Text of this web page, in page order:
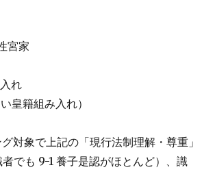
宮家
れ
皇籍組み入れ）
対象で上記の「現行法制理解・尊重」
でも 9-1 養子是認がほとんど）、識